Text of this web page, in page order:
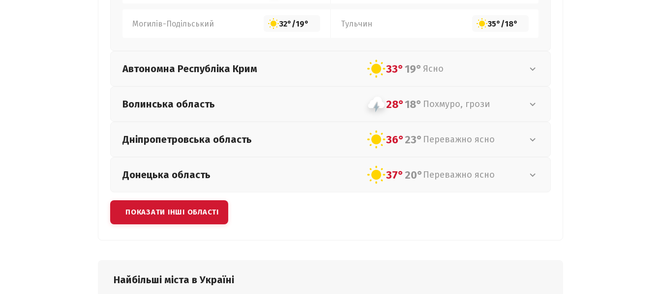
Могилів-Подільський 32°/19° Тульчин 35°/18°
Автономна Республіка Крим 33°19° Ясно
Волинська область 28°18° Похмуро, грози
Дніпропетровська область 36°23° Переважно ясно
Донецька область 37°20° Переважно ясно
ПОКАЗАТИ ІНШІ ОБЛАСТІ
Найбільші міста в Україні